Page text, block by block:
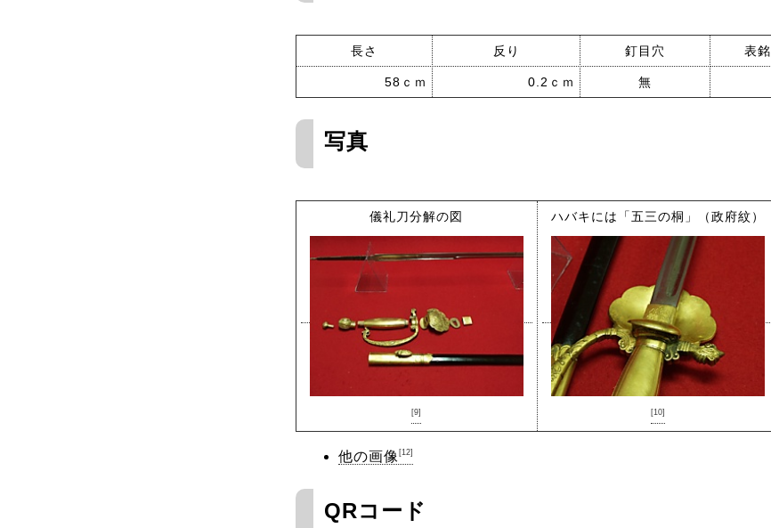
長さ 反り 釘目穴 表銘
58ｃｍ 0.2ｃｍ 無
写真
儀礼刀分解の図
[9]
ハバキには「五三の桐」（政府紋）
[10]
他の画像 [12]
QRコード